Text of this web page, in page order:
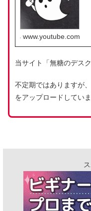
www.youtube.com
当サイト「無糖のデス
不定期ではありますが
をアップロードしていま